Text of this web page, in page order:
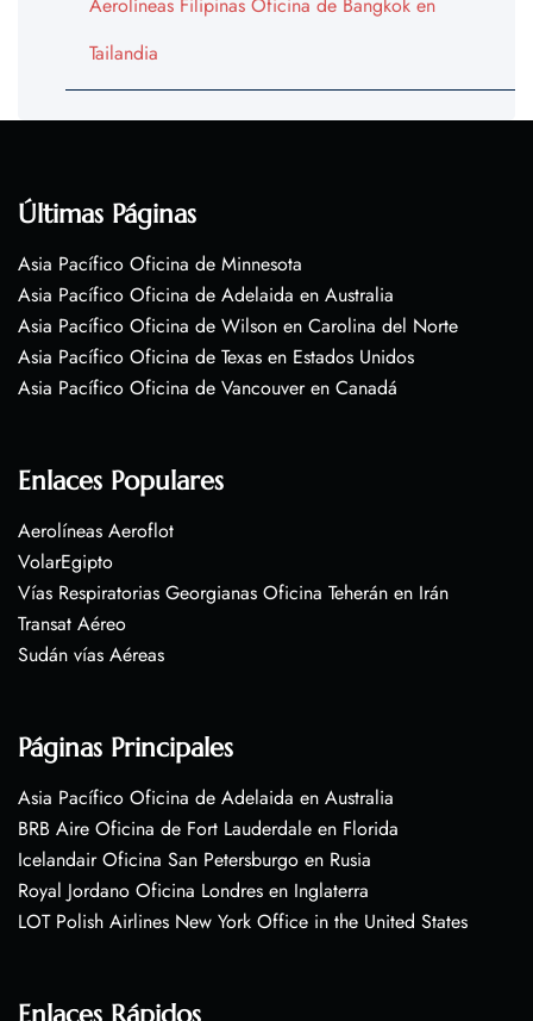
Aerolíneas Filipinas Oficina de Bangkok en
Tailandia
Últimas Páginas
Asia Pacífico Oficina de Minnesota
Asia Pacífico Oficina de Adelaida en Australia
Asia Pacífico Oficina de Wilson en Carolina del Norte
Asia Pacífico Oficina de Texas en Estados Unidos
Asia Pacífico Oficina de Vancouver en Canadá
Enlaces Populares
Aerolíneas Aeroflot
VolarEgipto
Vías Respiratorias Georgianas Oficina Teherán en Irán
Transat Aéreo
Sudán vías Aéreas
Páginas Principales
Asia Pacífico Oficina de Adelaida en Australia
BRB Aire Oficina de Fort Lauderdale en Florida
Icelandair Oficina San Petersburgo en Rusia
Royal Jordano Oficina Londres en Inglaterra
LOT Polish Airlines New York Office in the United States